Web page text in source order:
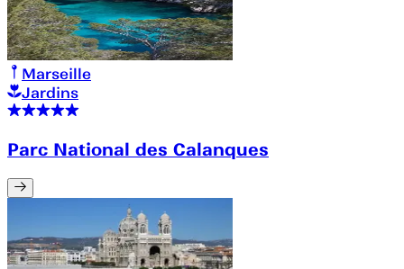
Marseille
Jardins
Parc National des Calanques